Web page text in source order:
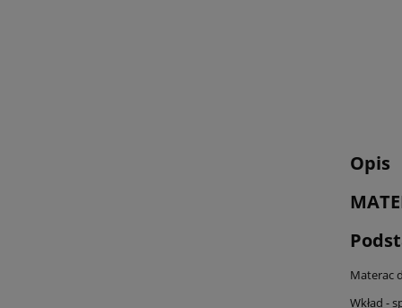
Opis
Materac
Wkład -